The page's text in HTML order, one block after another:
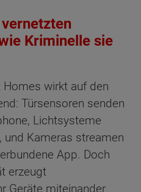
Kriminelle sie
Homes wirkt auf den
Türsensoren senden
Lichtsysteme
und Kameras streamen
App. Doch
erzeugt
Geräte miteinander